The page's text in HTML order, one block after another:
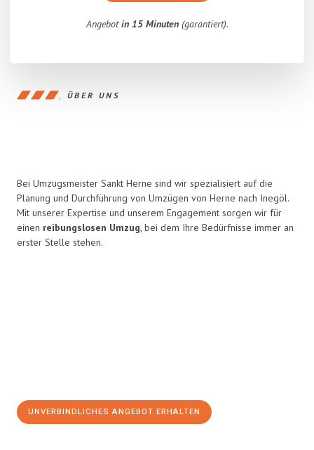
Angebotin 15 Minuten(garantiert).
ÜBER UNS
Bei Umzugsmeister Sankt Herne sind wir spezialisiert auf die
Planung und Durchführung von Umzügen von Herne nach Inegöl.
Mit unserer Expertise und unserem Engagement sorgen wir für
einen reibungslosen Umzug, bei dem Ihre Bedürfnisse immer an
erster Stelle stehen.
UNVERBINDLICHES ANGEBOT ERHALTEN